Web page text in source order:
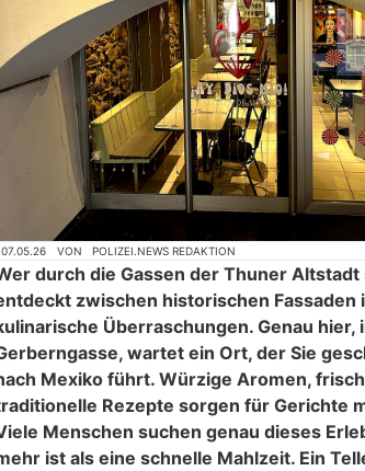
07.05.26 VON POLIZEI.NEWS REDAKTION
durch die Gassen der Thuner
zwischen historischen Fassaden
Überraschungen. Genau hier,
wartet ein Ort, der Sie
Mexiko führt. Würzige Aromen,
Rezepte sorgen für Gerichte
Menschen suchen genau dieses
ist als eine schnelle Mahlzeit. Ein